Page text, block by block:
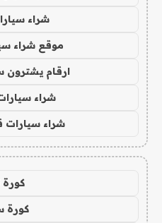
شراء
موقع شراء
ارقام يشترون
شراء
شراء سيارات
كورة 365
كورة